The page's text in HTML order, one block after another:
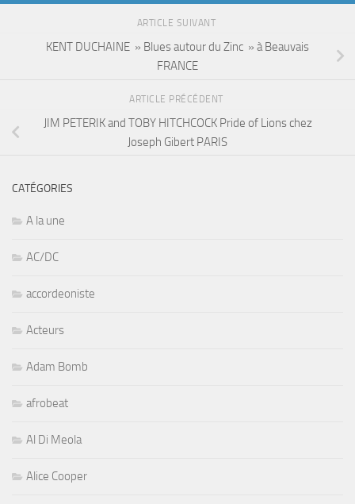
ARTICLE SUIVANT
KENT DUCHAINE » Blues autour du Zinc » à Beauvais
FRANCE
ARTICLE PRÉCÉDENT
JIM PETERIK and TOBY HITCHCOCK Pride of Lions chez
Joseph Gibert PARIS
CATÉGORIES
A la une
AC/DC
accordeoniste
Acteurs
Adam Bomb
afrobeat
Al Di Meola
Alice Cooper